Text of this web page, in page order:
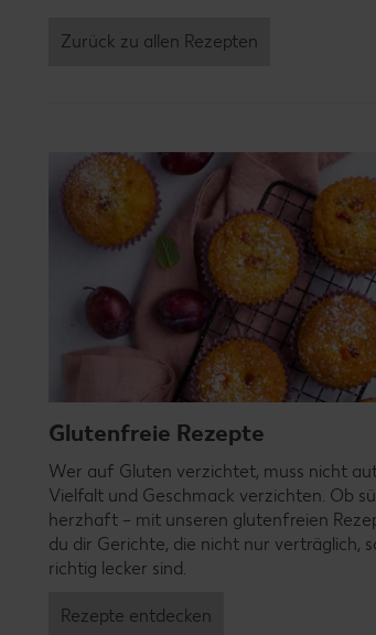
Zurück zu allen Rezepten
Glutenfreie Rezepte
Wer auf Gluten verzichtet, muss nicht
Vielfalt und Geschmack verzichten. Ob
herzhaft – mit unseren glutenfreien
du dir Gerichte, die nicht nur verträglich,
richtig lecker sind.
Rezepte entdecken